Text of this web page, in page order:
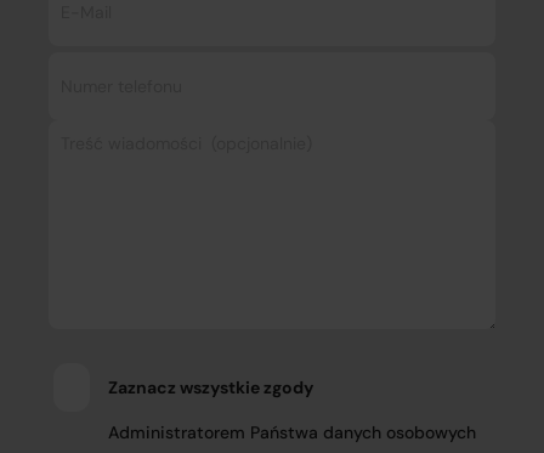
Zaznacz wszystkie zgody
Administratorem Państwa danych osobowych